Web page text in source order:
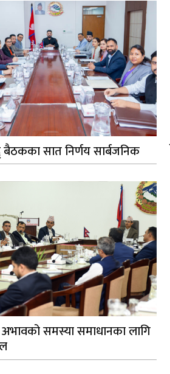
बैठकका सात निर्णय सार्बजनिक
समस्या समाधानका लागि